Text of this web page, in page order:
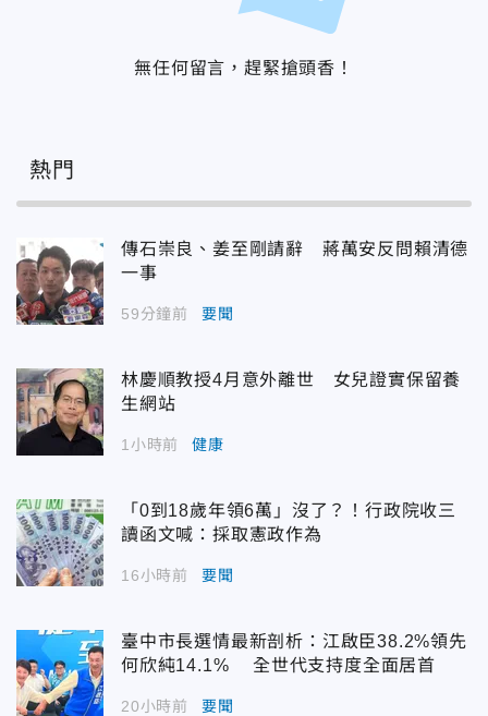
無任何留言，趕緊搶頭香！
熱門
傳石崇良、姜至剛請辭 蔣萬安反問賴清德
一事
59分鐘前 要聞
林慶順教授4月意外離世 女兒證實保留養
生網站
1小時前 健康
「0到18歲年領6萬」沒了？！行政院收三
讀函文喊：採取憲政作為
16小時前 要聞
臺中市長選情最新剖析：江啟臣38.2%領先
何欣純14.1% 全世代支持度全面居首
20小時前 要聞